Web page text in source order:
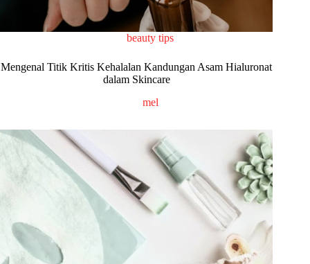
beauty tips
Mengenal Titik Kritis Kehalalan Kandungan Asam Hialuronat
dalam Skincare
mel